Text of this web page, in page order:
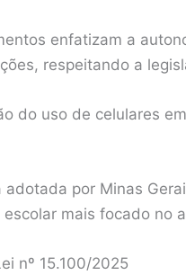
enfatizam a
respeitando a
do uso de celulares
adotada por Minas
mais focado no
nº 15.100/2025